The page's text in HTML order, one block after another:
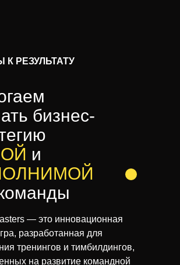
К РЕЗУЛЬТАТУ
бизнес-
и
— это инновационная
разработанная для
тренингов и тимбилдингов,
на развитие командной